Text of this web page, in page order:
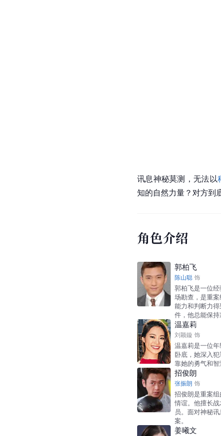
讯息神秘莫测，无法以
知的自然力量？对方到
角色介绍
郭柏飞
陈山聪 饰
郭柏飞是一位
场勘查，是重
能力和判断力
件，他总能保
温嘉莉
刘颖鏇 饰
温嘉莉是一位
卧底，她深入
靠她的勇气和
招俊朗
张振朗 饰
招俊朗是重案
情谊。他擅长
员。面对神秘
案。
姜曦文